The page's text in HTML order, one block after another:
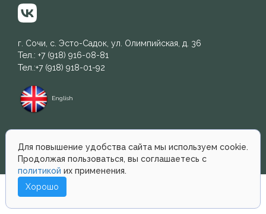
г. Сочи, с. Эсто-Садок, ул. Олимпийская, д. 36
Тел.: +7 (918) 916-08-81
Тел.:+7 (918) 918-01-92
English
Для повышение удобства сайта мы используем cookie.
Продолжая пользоваться, вы соглашаетесь с
политикой их применения.
Хорошо